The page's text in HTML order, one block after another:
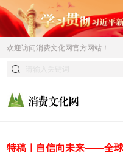
欢迎访问消费文化网官方网站！
特稿｜自信向未来——全球